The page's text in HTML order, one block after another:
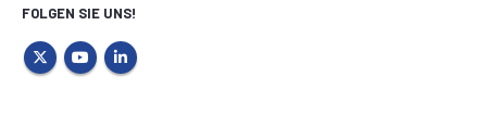
FOLGEN SIE UNS!